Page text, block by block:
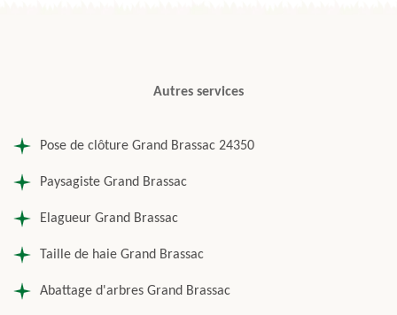
Autres services
Pose de clôture Grand Brassac 24350
Paysagiste Grand Brassac
Elagueur Grand Brassac
Taille de haie Grand Brassac
Abattage d'arbres Grand Brassac